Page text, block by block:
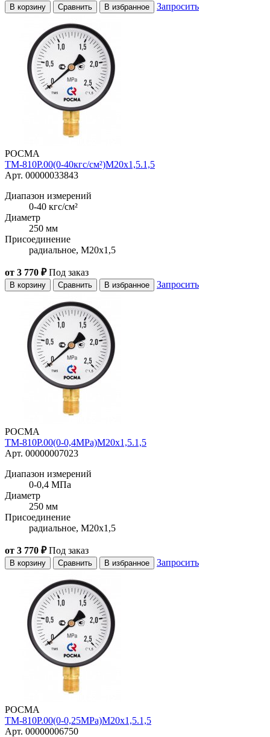
В корзину Сравнить В избранное Запросить
РОСМА
ТМ-810Р.00(0-40кгс/см²)M20x1,5.1,5
Арт. 00000033843
Диапазон измерений
0-40 кгс/см²
Диаметр
250 мм
Присоединение
радиальное, M20x1,5
от 3 770 ₽ Под заказ
В корзину Сравнить В избранное Запросить
РОСМА
ТМ-810Р.00(0-0,4MPa)M20x1,5.1,5
Арт. 00000007023
Диапазон измерений
0-0,4 МПа
Диаметр
250 мм
Присоединение
радиальное, M20x1,5
от 3 770 ₽ Под заказ
В корзину Сравнить В избранное Запросить
РОСМА
ТМ-810Р.00(0-0,25MPa)M20x1,5.1,5
Арт. 00000006750